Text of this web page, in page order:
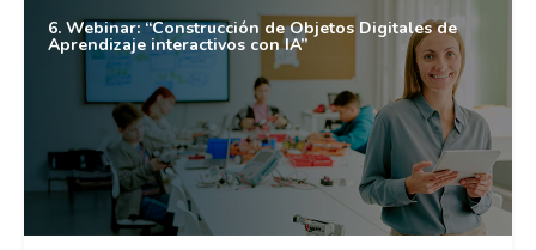
6. Webinar: “Construcción de Objetos Digitales de
Aprendizaje interactivos con IA”